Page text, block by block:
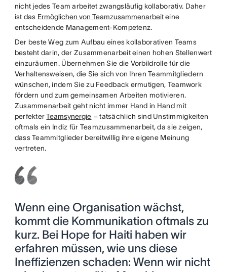
nicht jedes Team arbeitet zwangsläufig kollaborativ. Daher
ist das Ermöglichen von Teamzusammenarbeiteine
entscheidende Management-Kompetenz.
Der beste Weg zum Aufbau eines kollaborativen Teams
besteht darin, der Zusammenarbeit einen hohen Stellenwert
einzuräumen. Übernehmen Sie die Vorbildrolle für die
Verhaltensweisen, die Sie sich von Ihren Teammitgliedern
wünschen, indem Sie zu Feedback ermutigen, Teamwork
fördern und zum gemeinsamen Arbeiten motivieren.
Zusammenarbeit geht nicht immer Hand in Hand mit
perfekterTeamsynergie – tatsächlich sind Unstimmigkeiten
oftmals ein Indiz für Teamzusammenarbeit, da sie zeigen,
dass Teammitglieder bereitwillig ihre eigene Meinung
vertreten.
Wenn eine Organisation wächst,
kommt die Kommunikation oftmals zu
kurz. Bei Hope for Haiti haben wir
erfahren müssen, wie uns diese
Ineffizienzen schaden: Wenn wir nicht